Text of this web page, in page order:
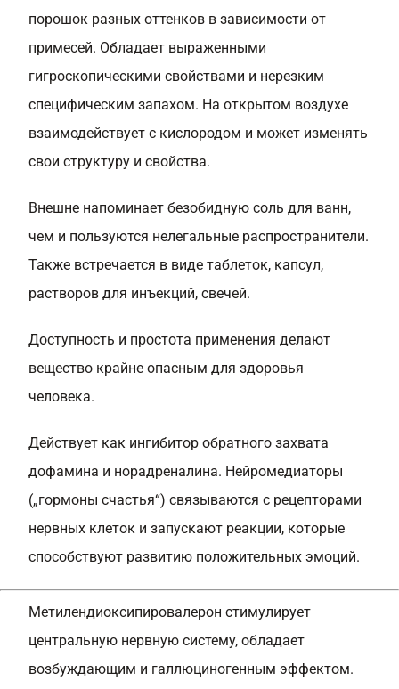
порошок разных оттенков в зависимости от
примесей. Обладает выраженными
гигроскопическими свойствами и нерезким
специфическим запахом. На открытом воздухе
взаимодействует с кислородом и может изменять
свои структуру и свойства.
Внешне напоминает безобидную соль для ванн,
чем и пользуются нелегальные распространители.
Также встречается в виде таблеток, капсул,
растворов для инъекций, свечей.
Доступность и простота применения делают
вещество крайне опасным для здоровья
человека.
Действует как ингибитор обратного захвата
дофамина и норадреналина. Нейромедиаторы
(„гормоны счастья“) связываются с рецепторами
нервных клеток и запускают реакции, которые
способствуют развитию положительных эмоций.
Метилендиоксипировалерон стимулирует
центральную нервную систему, обладает
возбуждающим и галлюциногенным эффектом.